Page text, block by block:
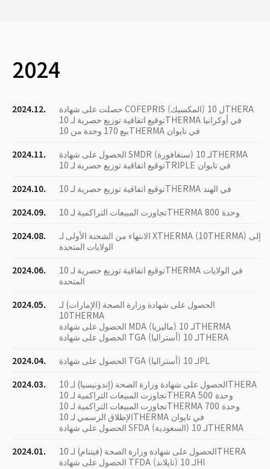
2024
2024.12.
حصلت على شهادة COFEPRIS (المكسيك) ل 10THERA
توقيع اتفاقية توزيع حصرية لـ 10THERMA في أوكرانيا
بيع 170 وحدة من 10THERMA في تايوان
2024.11.
الحصول على شهادة SMDR (سنغافورة) لـ 10THERMA
توقيع اتفاقية توزيع حصرية لـ 10TRIPLE في تايوان
2024.10.
توقيع اتفاقية توزيع حصرية لـ 10THERMA في الهند
2024.09.
تجاوزت المبيعات التراكمية لـ 10THERMA 800 وحدة
2024.08.
الانتهاء من الشحنة الأولى لـ XTHERMA (10THERMA) إلى
الولايات المتحدة
2024.06.
توقيع اتفاقية توزيع حصرية لـ 10THERMA في الولايات
المتحدة
2024.05.
الحصول على شهادة وزارة الصحة (الإمارات) لـ
10THERMA
الحصول على شهادة MDA (ماليزيا) لـ 10THERMA
الحصول على شهادة TGA (أستراليا) لـ 10THERA
2024.04.
الحصول على شهادة TGA (أستراليا) لـ 10PL
2024.03.
الحصول على شهادة وزارة الصحة (إندونيسيا) لـ 10THERA
تجاوزت المبيعات التراكمية لـ 10THERA 500 وحدة
تجاوزت المبيعات التراكمية لـ 10THERMA 700 وحدة
الإطلاق الرسمي لـ 10THERMA في تايوان
الحصول على شهادة SFDA (السعودية) لـ 10THERMA
2024.01.
الحصول على شهادة وزارة الصحة (فيتنام) لـ 10THERA
الحصول على شهادة TFDA (تايلاند) لـ 10HI